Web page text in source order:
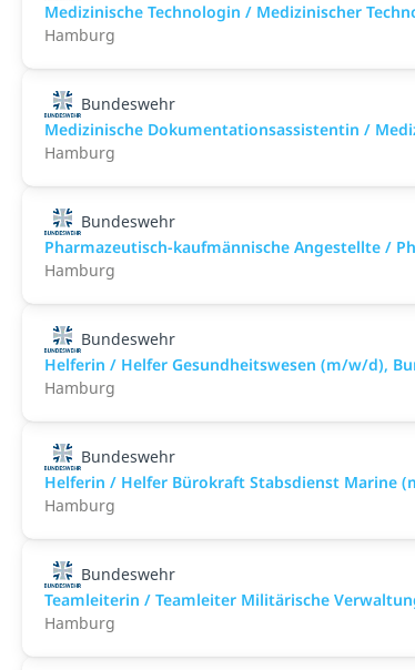
Medizinische Technologin / Medizinischer
Hamburg
Bundeswehr
Medizinische Dokumentationsassistentin /
Hamburg
Bundeswehr
Pharmazeutisch-kaufmännische Angestellte /
Hamburg
Bundeswehr
Helferin / Helfer Gesundheitswesen (m/w/d),
Hamburg
Bundeswehr
Helferin / Helfer Bürokraft Stabsdienst Marine
Hamburg
Bundeswehr
Teamleiterin / Teamleiter Militärische
Hamburg